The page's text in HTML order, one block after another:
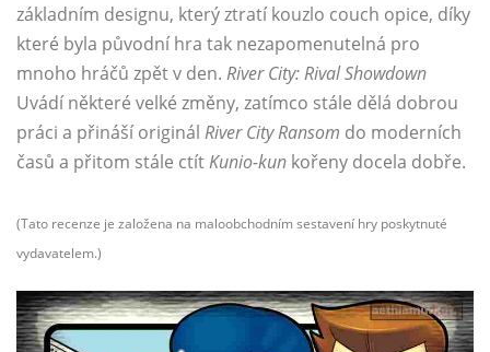
základním designu, který ztratí kouzlo couch opice, díky
které byla původní hra tak nezapomenutelná pro
mnoho hráčů zpět v den. River City: Rival Showdown
Uvádí některé velké změny, zatímco stále dělá dobrou
práci a přináší originál River City Ransom do moderních
časů a přitom stále ctítKunio-kun kořeny docela dobře.
(Tato recenze je založena na maloobchodním sestavení hry poskytnuté
vydavatelem.)